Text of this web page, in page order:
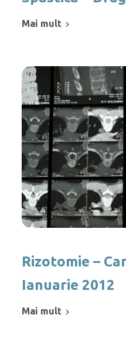
mai mult
Rizotomie –
Ianuarie 2012
mai mult